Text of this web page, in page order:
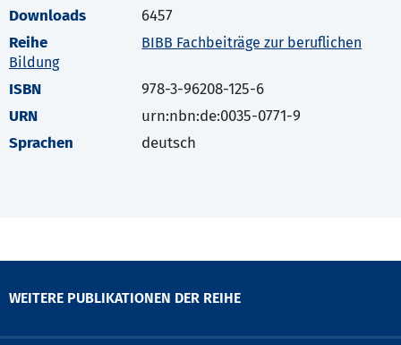
Downloads
6457
Reihe
BIBB Fachbeiträge zur beruflichen
Bildung
ISBN
978-3-96208-125-6
URN
urn:nbn:de:0035-0771-9
Sprachen
deutsch
WEITERE PUBLIKATIONEN DER REIHE